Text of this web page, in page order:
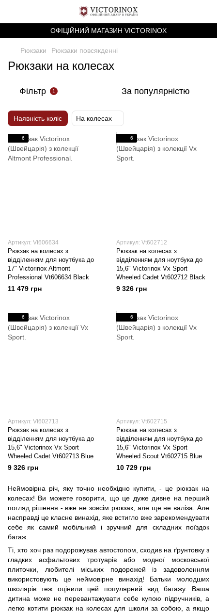
ОФІЦІЙНИЙ МАГАЗИН VICTORINOX
Рюкзаки Рюкзаки повсякденні
Рюкзаки на колесах
Фільтр 1 За популярністю
Наявність коліс На колесах
6
Артикул: Vt606634
Рюкзак на колесах з
відділенням для ноутбука до
17" Victorinox Altmont
Professional Vt606634 Black
11 479 грн
6
Артикул: Vt602712
Рюкзак на колесах з
відділенням для ноутбука до
15,6" Victorinox Vx Sport
Wheeled Cadet Vt602712 Black
9 326 грн
6
Артикул: Vt602713
Рюкзак на колесах з
відділенням для ноутбука до
15,6" Victorinox Vx Sport
Wheeled Cadet Vt602713 Blue
9 326 грн
6
Артикул: Vt602715
Рюкзак на колесах з
відділенням для ноутбука до
15,6" Victorinox Vx Sport
Wheeled Scout Vt602715 Blue
10 729 грн
Неймовірна річ, яку точно необхідно купити, - це рюкзак на
колесах! Ви можете говорити, що це дуже дивне на перший
погляд рішення - вже не зовсім рюкзак, але ще не валіза. Але
насправді це класне винахід, яке встигло вже зарекомендувати
себе як самий мобільний і зручний для складних поїздок
багаж.
Ті, хто хоч раз подорожував автостопом, сходив на ґрунтовку з
гладких асфальтових тротуарів або модної московської
плиточки, любителі міських подорожей із задоволенням
використовують це неймовірне винахід! Батьки молодших
школярів теж оцінили цей популярний вид багажу. Ваша
дитина може не перевантажувати себе купою підручників, а
легко котити рюкзак на колесах для школи за собою, а якщо